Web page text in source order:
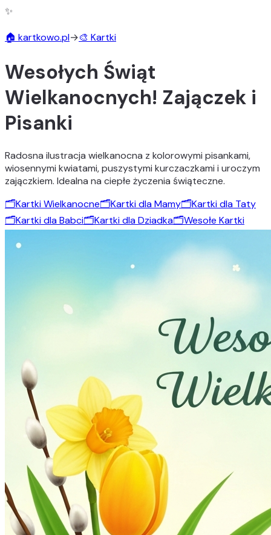
✨
🏠 kartkowo.pl→🎨 Kartki
Wesołych Świąt
Wielkanocnych! Zajączek i
Pisanki
Radosna ilustracja wielkanocna z kolorowymi pisankami,
wiosennymi kwiatami, puszystymi kurczaczkami i uroczym
zajączkiem. Idealna na ciepłe życzenia świąteczne.
🗂️Kartki Wielkanocne🗂️Kartki dla Mamy🗂️Kartki dla Taty
🗂️Kartki dla Babci🗂️Kartki dla Dziadka🗂️Wesołe Kartki